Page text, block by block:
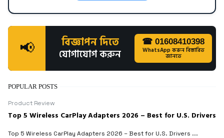
📢 বিজ্ঞাপন দিতে
যোগাযোগ করুন
☎ 01608410398
WhatsApp করুন বিস্তারিত
জানতে
POPULAR POSTS
Product Review
Top 5 Wireless CarPlay Adapters 2026 – Best for U.S. Drivers
Top 5 Wireless CarPlay Adapters 2026 – Best for U.S. Drivers ...